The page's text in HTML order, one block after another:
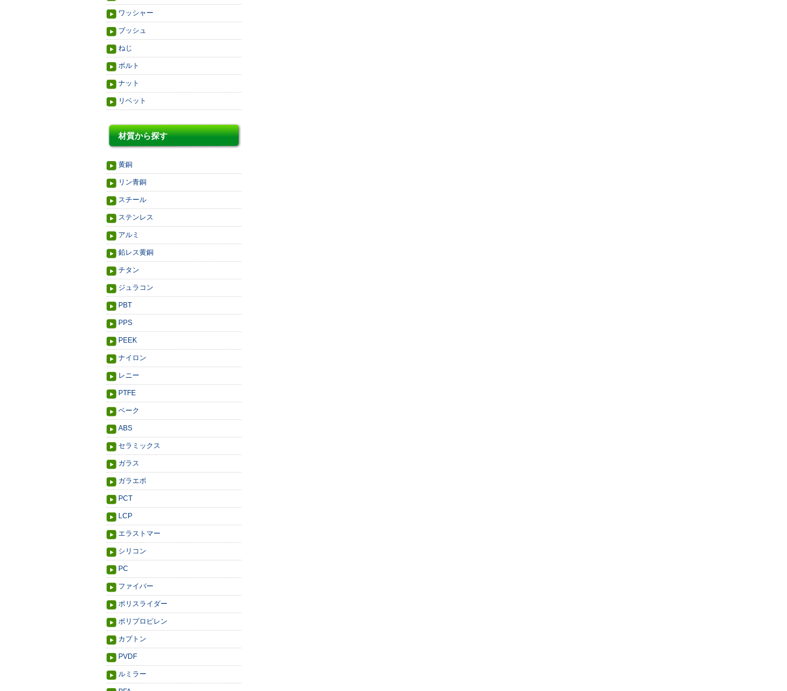
ワッシャー
ブッシュ
ねじ
ボルト
ナット
リベット
材質から探す
黄銅
リン青銅
スチール
ステンレス
アルミ
鉛レス黄銅
チタン
ジュラコン
PBT
PPS
PEEK
ナイロン
レニー
PTFE
ベーク
ABS
セラミックス
ガラス
ガラエポ
PCT
LCP
エラストマー
シリコン
PC
ファイバー
ポリスライダー
ポリプロピレン
カプトン
PVDF
ルミラー